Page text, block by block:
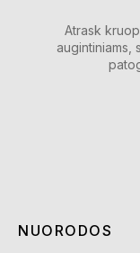
Atrask
augintiniams,
NUORODOS